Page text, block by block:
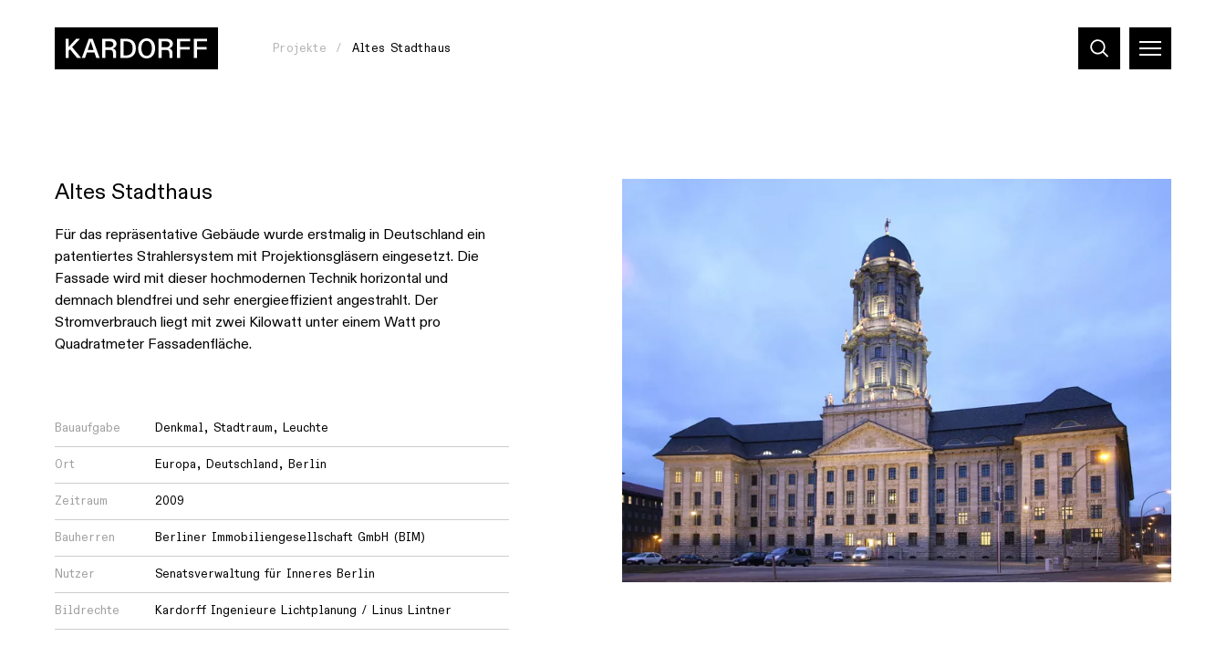
Projekte Altes Stadthaus
Altes Stadthaus
Für das repräsentative Gebäude wurde erstmalig in Deutschland ein
patentiertes Strahlersystem mit Projektionsgläsern eingesetzt. Die
Fassade wird mit dieser hochmodernen Technik horizontal und
demnach blendfrei und sehr energieeffizient angestrahlt. Der
Stromverbrauch liegt mit zwei Kilowatt unter einem Watt pro
Quadratmeter Fassadenfläche.
Bauaufgabe Denkmal, Stadtraum, Leuchte
Ort Europa, Deutschland, Berlin
Zeitraum 2009
Bauherren Berliner Immobiliengesellschaft GmbH (BIM)
Nutzer Senatsverwaltung für Inneres Berlin
Bildrechte Kardorff Ingenieure Lichtplanung / Linus Lintner
Wie
gehen
wir
vor?
Womit
Wie
lernen
wir?
Wie
teilen
wir